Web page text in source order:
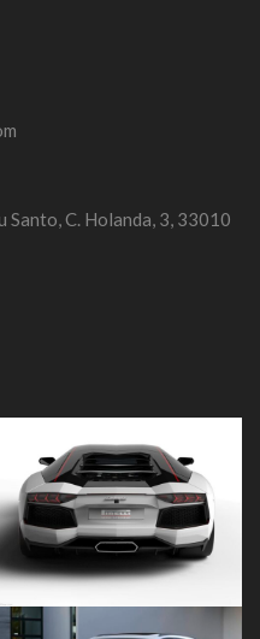
C. Holanda, 3, 33010